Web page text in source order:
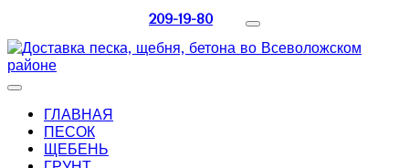
209-19-80
ГЛАВНАЯ
ПЕСОК
ЩЕБЕНЬ